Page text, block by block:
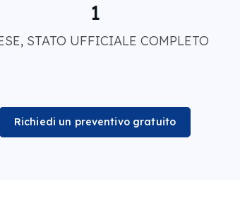
1
STATO UFFICIALE COMPLETO
Richiedi un preventivo gratuito